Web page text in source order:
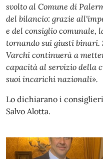
svolto al Comune di
del bilancio: grazie
e del consiglio comunale,
tornando sui giusti binari.
Varchi continuerà a
capacità al servizio della
suoi incarichi nazionali».
Lo dichiarano i
Salvo Alotta.